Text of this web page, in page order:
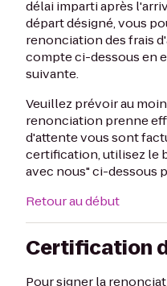
délai imparti après
départ désigné, vous
renonciation des frais
compte ci-dessous en
suivante.
Veuillez prévoir au
renonciation prenne
d'attente vous sont
certification, utilisez le
avec nous" ci-dessous
Retour au début
Certification
Pour signer la